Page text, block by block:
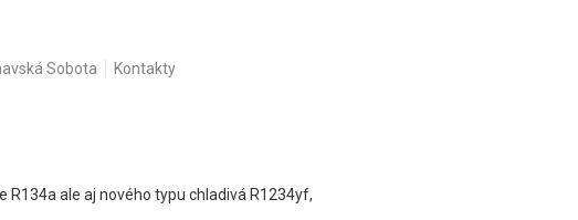
Sobota Kontakty
ale aj nového typu chladivá R1234yf,